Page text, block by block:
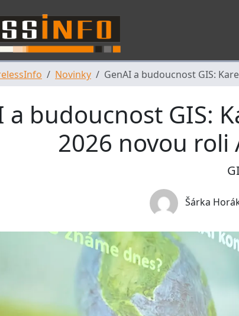
Novinky GenAI a budoucnost GIS:
a budoucnost GIS:
2026 novou
Šárka